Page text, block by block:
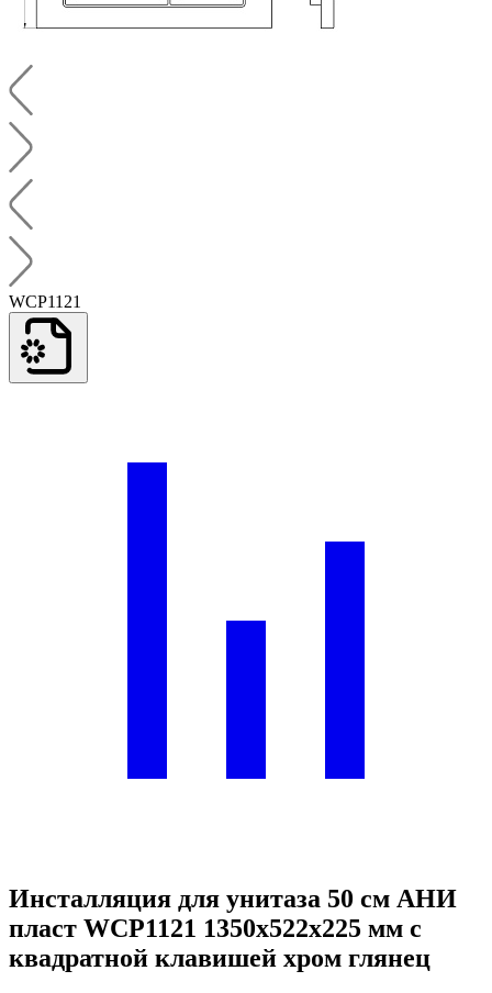
WCP1121
Инсталляция для унитаза 50 см АНИ
пласт WCP1121 1350х522х225 мм с
квадратной клавишей хром глянец